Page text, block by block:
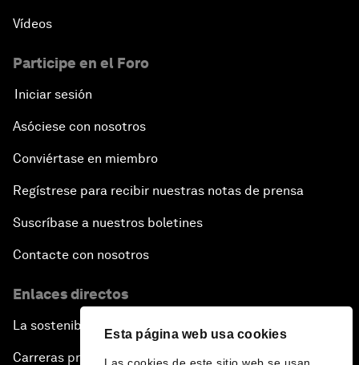
Esta página web usa cookies
Vídeos
Participe en el Foro
Iniciar sesión
Asóciese con nosotros
Conviértase en miembro
Regístrese para recibir nuestras notas de prensa
Suscríbase a nuestros boletines
Contacte con nosotros
Enlaces directos
La sostenibilidad en el Foro
Carreras profesionales